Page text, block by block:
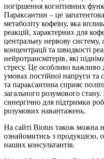
погіршення когнітивних
Параксантин – це
метаболіту кофеїну, яка
реакцій, характерних для
центральну нервову систему,
концентраціїта швидкості
нейротрансмітерів, які
стресу. Це особливо важливо
умовах постійноїнапруги та
та параксантина сприяє
загального розумового стану.
синергічно для підтримки
розумових навантажень.
На сайті Biotus також можна
ознайомитись з продукцією,
наших консультантів.